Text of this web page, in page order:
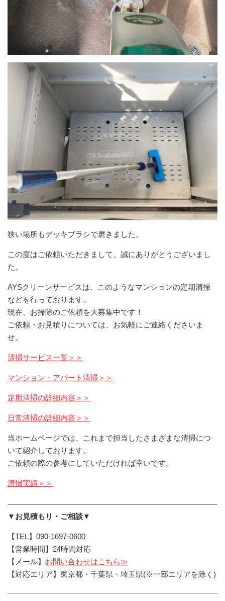
狭い場所もデッキブラシで磨きました。
この度はご依頼いただきまして、誠にありがとうございまし
た。
AYSクリーンサービスは、このようなマンションの定期清掃
などを行っております。
現在、お掃除のご依頼を大募集中です！
ご依頼・お見積りについては、お気軽にご連絡くださいま
せ。
清掃サービス一覧＞＞
マンション・アパート清掃＞＞
定期清掃の詳細内容＞＞
日常清掃の詳細内容＞＞
当ホームページでは、これまで担当したさまざまな清掃につ
いて紹介しております。
ご依頼の際の参考にしていただければ幸いです。
清掃実績＞＞
▼お見積もり・ご相談▼
【TEL】090-1697-0600
【営業時間】24時間対応
【メール】 お問い合わせはこちら≫
【対応エリア】東京都・千葉県・埼玉県(※一部エリアを除く)